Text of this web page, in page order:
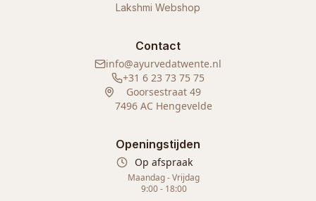
Lakshmi Webshop
Contact
info@ayurvedatwente.nl
+31 6 23 73 75 75
Goorsestraat 49
7496 AC Hengevelde
Openingstijden
Op afspraak
Maandag - Vrijdag
9:00 - 18:00